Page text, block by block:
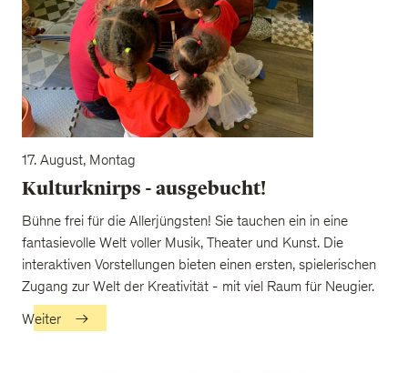
17. August, Montag
Kulturknirps - ausgebucht!
Bühne frei für die Allerjüngsten! Sie tauchen ein in eine
fantasievolle Welt voller Musik, Theater und Kunst. Die
interaktiven Vorstellungen bieten einen ersten, spielerischen
Zugang zur Welt der Kreativität - mit viel Raum für Neugier.
Weiter